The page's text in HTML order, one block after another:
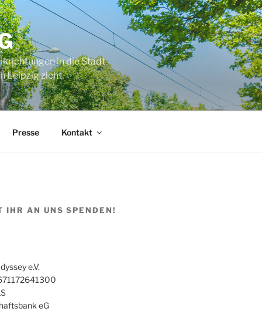
in die Stadt
Leipzig zieht.
Presse Kontakt
IHR AN UNS SPENDEN!
e.V.
eG